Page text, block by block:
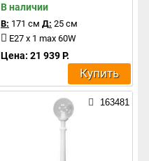
В наличии
В: 171 см Д: 25 см
E27 x 1 max 60W
Цена: 21 939 Р.
Купить
163481